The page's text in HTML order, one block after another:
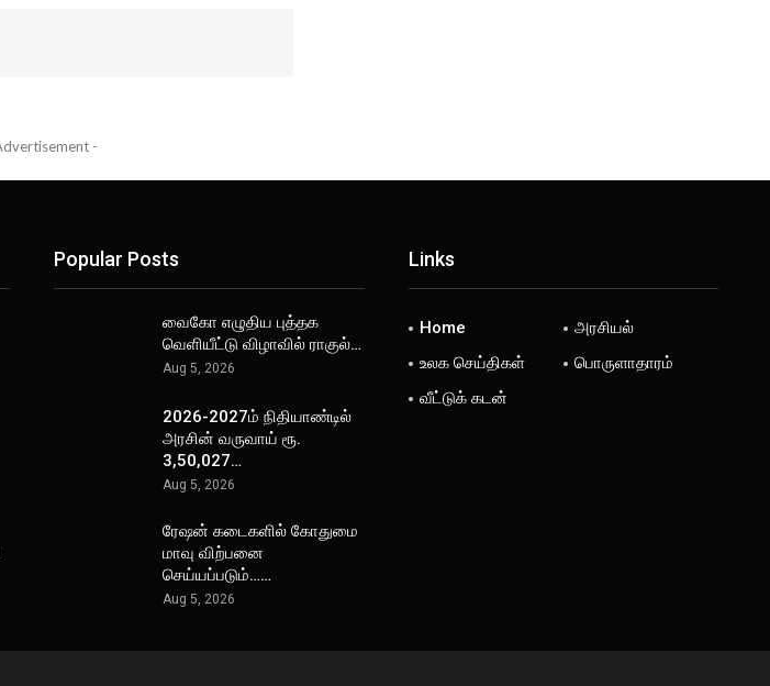
Popular Posts
வைகோ எழுதிய புத்தக
வெளியீட்டு விழாவில் ராகுல்…
Aug 5, 2026
2026-2027ம் நிதியாண்டில்
அரசின் வருவாய் ரூ.
3,50,027…
Aug 5, 2026
ரேஷன் கடைகளில் கோதுமை
மாவு விற்பனை
செய்யப்படும்……
Aug 5, 2026
Links
Home
அரசியல்
உலக செய்திகள்
பொருளாதாரம்
வீட்டுக் கடன்